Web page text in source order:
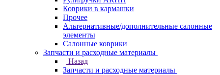
Коврики в кармашки
Прочее
Альтернативные/дополнительные салонные
элементы
Салонные коврики
Запчасти и расходные материалы
Назад
Запчасти и расходные материалы